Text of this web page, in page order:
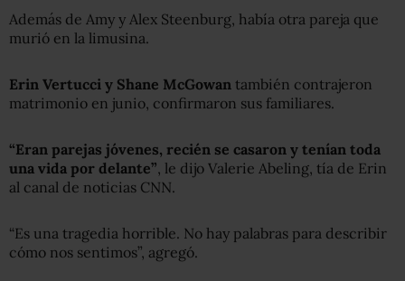
Además de Amy y Alex Steenburg, había otra pareja que
murió en la limusina.
Erin Vertucci y Shane McGowan también contrajeron
matrimonio en junio, confirmaron sus familiares.
“Eran parejas jóvenes, recién se casaron y tenían toda
una vida por delante” , le dijo Valerie Abeling, tía de Erin
al canal de noticias CNN.
“Es una tragedia horrible. No hay palabras para describir
cómo nos sentimos”, agregó.